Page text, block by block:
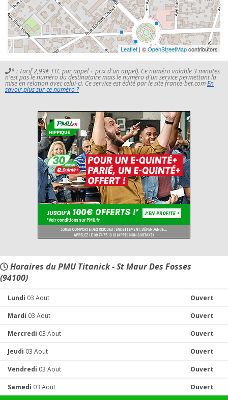
Leaflet| ©OpenStreetMapcontributors
* : Tarif 2,99€ TTC par appel + prix d'un appel). Ce numéro valable 3 minutes
n'est pas le numéro du destinataire mais le numéro d'un service permettant la
mise en relation avec celui-ci. Ce service est édité par le site france-bet.comEn
savoir plus sur ce numéro ?
Horaires du PMU Titanick - St Maur Des Fosses
(94100)
Lundi 03 Aout Ouvert
Mardi 03 Aout Ouvert
Mercredi 03 Aout Ouvert
Jeudi 03 Aout Ouvert
Vendredi 03 Aout Ouvert
Samedi 03 Aout Ouvert